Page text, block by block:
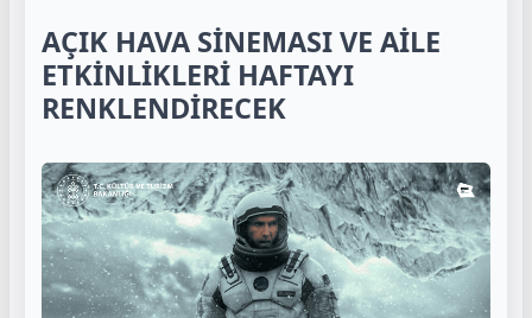
AÇIK HAVA SİNEMASI VE AİLE
ETKİNLİKLERİ HAFTAYI
RENKLENDİRECEK